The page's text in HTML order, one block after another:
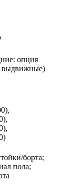
опция
выдвижные)
борта;
пола;